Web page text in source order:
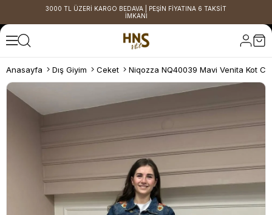
3000 TL ÜZERİ KARGO BEDAVA | PEŞİN FİYATINA 6 TAKSİT
İMKANI
Anasayfa Dış Giyim Ceket Niqozza NQ40039 Mavi Venita Kot